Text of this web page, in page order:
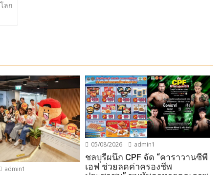
ลก
admin1
05/08/2026 admin1
ชลบุรีผนึก CPF จัด “คาราวานซีพี
เอฟ ช่วยลดค่าครองชีพ